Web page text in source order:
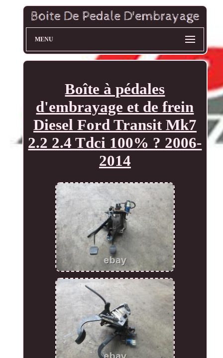
MENU
Boîte à pédales
d'embrayage et de frein
Diesel Ford Transit Mk7
2.2 2.4 Tdci 100% ? 2006-
2014